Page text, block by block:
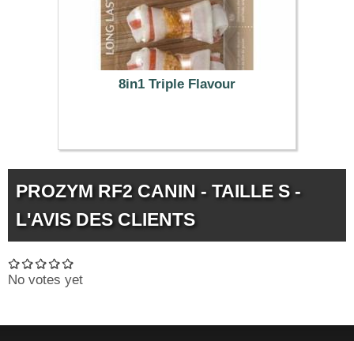
8in1 Triple Flavour
13.99 €
PROZYM RF2 CANIN - TAILLE S -
L'AVIS DES CLIENTS
No votes yet